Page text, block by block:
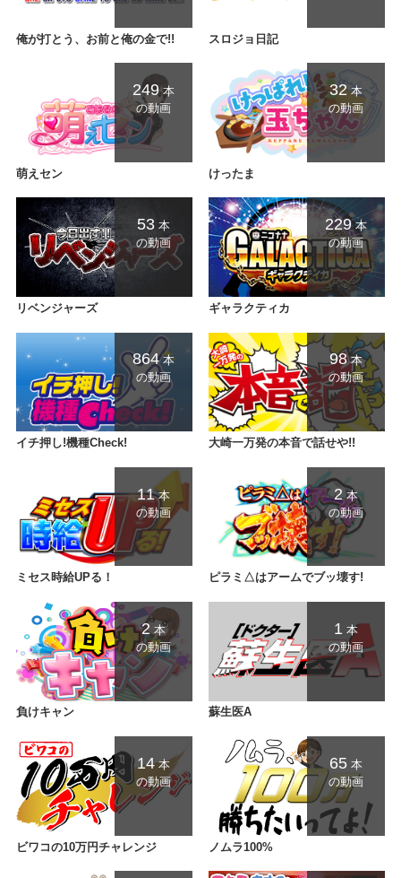
俺が打とう、お前と俺の金で!! スロジョ日記
249本
の動画
萌えセン
32本
の動画
けったま
53本
の動画
リベンジャーズ
229本
の動画
ギャラクティカ
864本
の動画
イチ押し!機種Check!
98本
の動画
大崎一万発の本音で話せや!!
11本
の動画
ミセス時給UPる！
2本
の動画
ピラミ△はアームでブッ壊す!
2 本
の動画
負けキャン
1 本
の動画
蘇生医A
14本
の動画
ビワコの10万円チャレンジ
65本
の動画
ノムラ100%